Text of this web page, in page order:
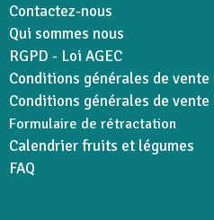
Contactez-nous
Qui sommes nous
RGPD - Loi AGEC
Conditions générales de vente
Conditions générales de vente
Formulaire de rétractation
Calendrier fruits et légumes
FAQ